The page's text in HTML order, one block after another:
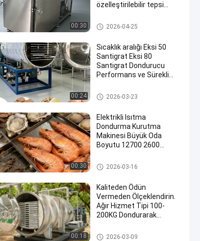
00:30
özelleştirilebilir tepsi
dondurarak kurutma
makinesi
Sebze Dondurucu
2026-04-25
00:24
Sıcaklık aralığı Eksi 50
Santigrat Eksi 80
Santigrat Dondurucu
Performans ve Sürekli
Endüstriyel Dondurarak Kurut
ucu
2026-03-23
00:30
Elektrikli Isıtma
Dondurma Kurutma
Makinesi Büyük Oda
Boyutu 12700 2600
Laboratuvar için Uygun
Endüstriyel Dondurarak Kurut
ucu
2026-03-16
00:18
Kaliteden Ödün
Vermeden Ölçeklendirin.
Ağır Hizmet Tipi 100-
200KG Dondurarak
Hacimli Üretim İçin
Endüstriyel Dondurarak Kurut
2026-03-09